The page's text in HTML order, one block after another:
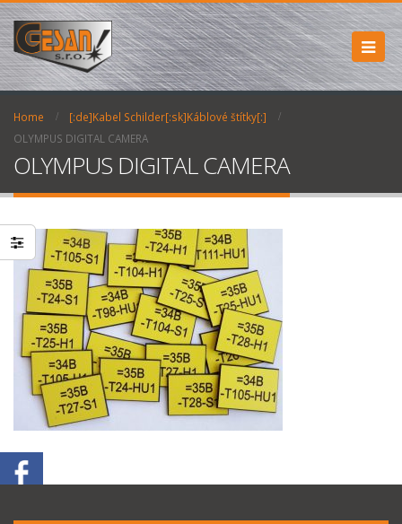
Home
[:de]Kabel Schilder[:sk]Káblové štítky[:]
OLYMPUS DIGITAL CAMERA
OLYMPUS DIGITAL CAMERA